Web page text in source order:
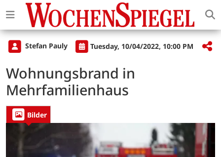
Stefan Pauly Tuesday, 10/04/2022, 10:00 PM
Wohnungsbrand in
Mehrfamilienhaus
Bilder